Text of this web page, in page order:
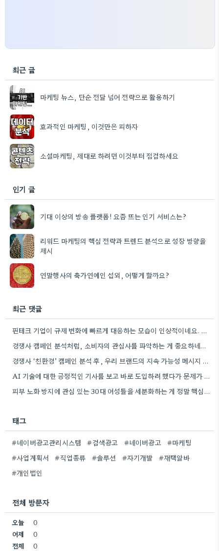
최근 글
마케팅 뉴스, 단순 전달 넘어 전략으로 활용하기
효과적인 마케팅, 이것만은 피하자
소셜마케팅, 제대로 하려면 이것부터 점검하세요
인기 글
기대 이상의 방송 플랫폼! 요즘 뜨는 인기 서비스는?
리워드 마케팅의 핵심 전략과 트렌드 분석으로 성장 방향을
제시
연말행사의 축가연예인 섭외, 어떻게 할까요?
최근 댓글
핀테크 기업이 규제 변화에 빠르게 대응하는 모습이 인상적이네요. 실제 비즈니스에 적용하기 위한 구체적인 방법론을 제시하는…
경쟁사 캠페인 분석처럼, 소비자의 관심사를 파악하는 게 중요하네요. 친환경 트렌드를 놓치지 않아서 좋네요.
경쟁사 ‘친환경’ 캠페인 분석 후, 우리 브랜드의 지속 가능성 메시지 개발 아이디어가 떠오르네요. 좋은 예시…
AI 기술에 대한 긍정적인 기사를 보고 바로 도입하려 했다가 문제가 생긴 사례를 말씀해주셔서 공감됩니다. 실제…
피부 노화 방지에 관심 있는 30대 여성들을 세분화하는 게 정말 핵심인 것 같아요. 제가 경험해…
태그
#네이버광고관리시스템 #검색광고 #네이버광고
#마케팅
#사업계획서
#직업종류 #솔루션 #자기개발
#재택알바
#개인법인
전체 방문자
오늘
0
어제
0
전체
0